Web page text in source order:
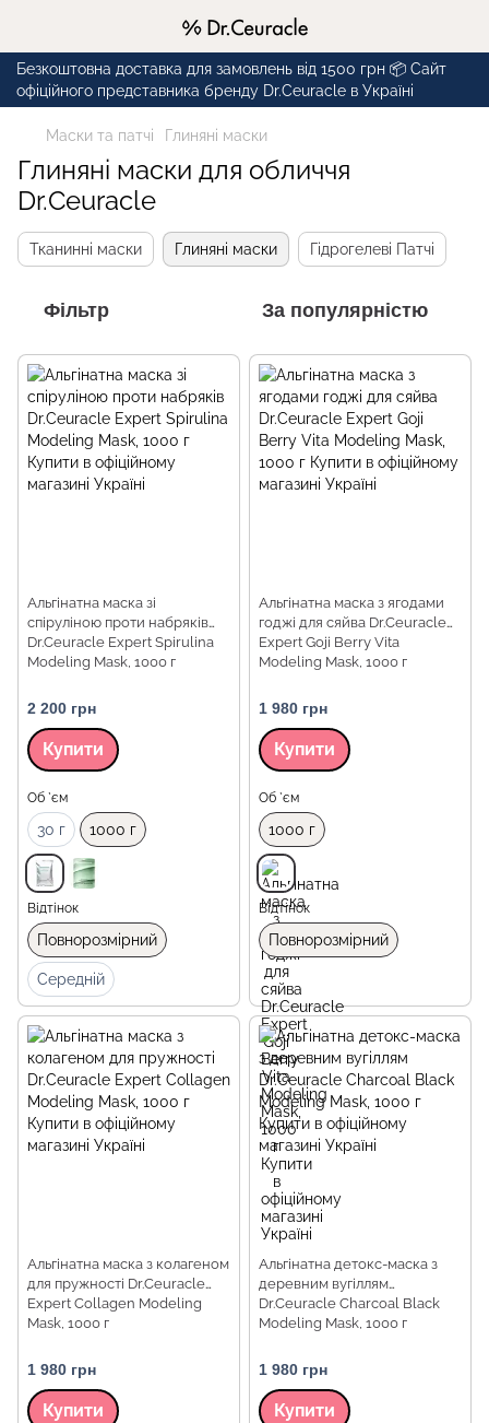
Безкоштовна доставка для замовлень від 1500 грн 📦 Сайт
офіційного представника бренду Dr.Ceuracle в Україні
Маски та патчі Глиняні маски
Глиняні маски для обличчя
Dr.Ceuracle
Тканинні маски Глиняні маски Гідрогелеві Патчі
Фільтр За популярністю
Альгінатна маска зі
спіруліною проти набряків
Dr.Ceuracle Expert Spirulina
Modeling Mask, 1000 г
2 200 грн
Купити
Об `єм
30 г 1000 г
Відтінок
Повнорозмірний
Середній
Альгінатна маска з ягодами
годжі для сяйва Dr.Ceuracle
Expert Goji Berry Vita
Modeling Mask, 1000 г
1 980 грн
Купити
Об `єм
1000 г
Відтінок
Повнорозмірний
Альгінатна маска з колагеном
для пружності Dr.Ceuracle
Expert Collagen Modeling
Mask, 1000 г
1 980 грн
Купити
Альгінатна детокс-маска з
деревним вугіллям
Dr.Ceuracle Charcoal Black
Modeling Mask, 1000 г
1 980 грн
Купити